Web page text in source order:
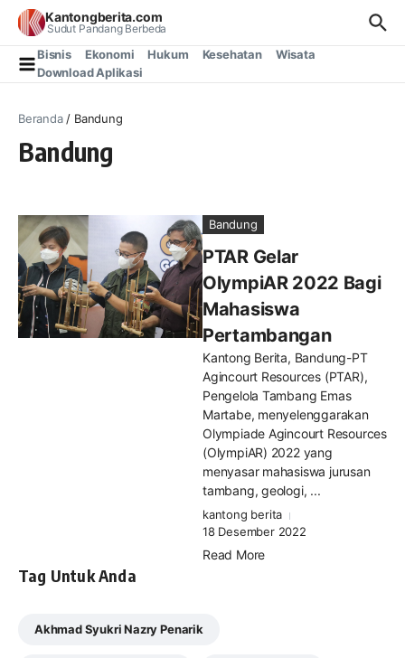
Lewati ke konten
Kantongberita.com
Sudut Pandang Berbeda
Bisnis Ekonomi Hukum Kesehatan
Wisata
Download Aplikasi
Beranda/ Bandung
Bandung
Bandung
PTAR Gelar
OlympiAR 2022 Bagi
Mahasiswa
Pertambangan
Kantong Berita, Bandung-PT
Agincourt Resources (PTAR),
Pengelola Tambang Emas
Martabe, menyelenggarakan
Olympiade Agincourt Resources
(OlympiAR) 2022 yang
menyasar mahasiswa jurusan
tambang, geologi, ...
kantong berita
18 Desember 2022
Read More
Tag Untuk Anda
Akhmad Syukri Nazry Penarik